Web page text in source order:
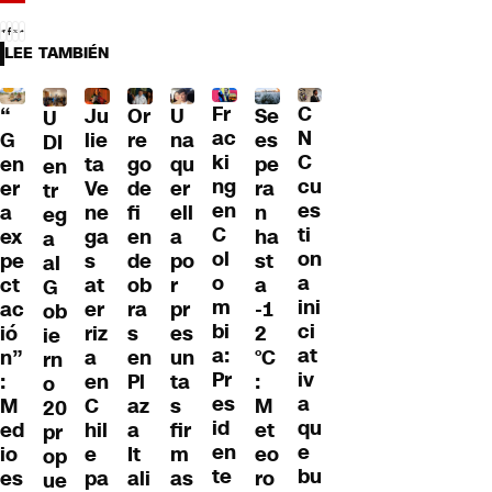
LEE TAMBIÉN
“
G
en
er
a
ex
pe
ct
ac
ió
n”
:
M
ed
io
es
U
DI
en
tr
eg
a
al
G
ob
ie
rn
o
20
pr
op
ue
Ju
lie
ta
Ve
ne
ga
s
at
er
riz
a
en
C
hil
e
pa
Or
re
go
de
fi
en
de
ob
ra
s
en
Pl
az
a
It
ali
U
na
qu
er
ell
a
po
r
pr
es
un
ta
s
fir
m
as
Fr
ac
ki
ng
en
C
ol
o
m
bi
a:
Pr
es
id
en
te
Se
es
pe
ra
n
ha
st
a
-1
2
°C
:
M
et
eo
ro
C
N
C
cu
es
ti
on
a
ini
ci
at
iv
a
qu
e
bu